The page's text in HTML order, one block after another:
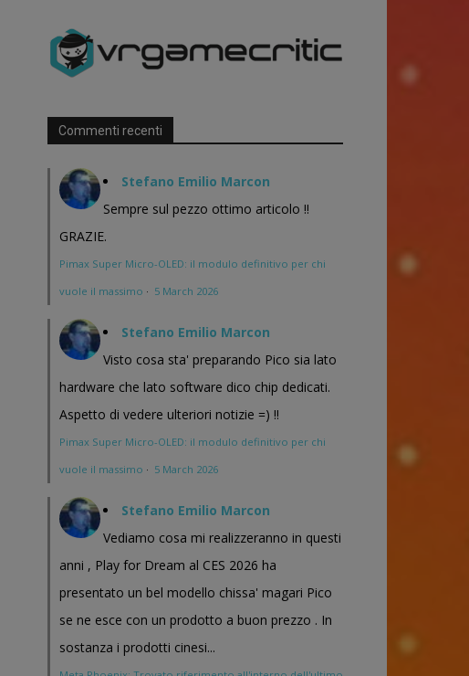
Commenti recenti
Stefano Emilio Marcon
Sempre sul pezzo ottimo articolo !!
GRAZIE.
Pimax Super Micro-OLED: il modulo definitivo per chi
vuole il massimo · 5 March 2026
Stefano Emilio Marcon
Visto cosa sta' preparando Pico sia lato
hardware che lato software dico chip dedicati.
Aspetto di vedere ulteriori notizie =) !!
Pimax Super Micro-OLED: il modulo definitivo per chi
vuole il massimo · 5 March 2026
Stefano Emilio Marcon
Vediamo cosa mi realizzeranno in questi
anni , Play for Dream al CES 2026 ha
presentato un bel modello chissa' magari Pico
se ne esce con un prodotto a buon prezzo . In
sostanza i prodotti cinesi...